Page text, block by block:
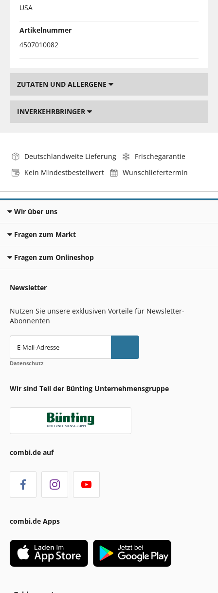
USA
Artikelnummer
4507010082
ZUTATEN UND ALLERGENE
INVERKEHRBRINGER
Deutschlandweite Lieferung
Frischegarantie
Kein Mindestbestellwert
Wunschliefertermin
Wir über uns
Fragen zum Markt
Fragen zum Onlineshop
Newsletter
Nutzen Sie unsere exklusiven Vorteile für Newsletter-
Abonnenten
E-Mail-Adresse
Datenschutz
Wir sind Teil der Bünting Unternehmensgruppe
combi.de auf
combi.de Apps